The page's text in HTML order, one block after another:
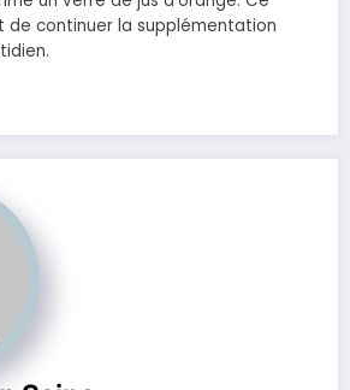
de continuer la supplémentation